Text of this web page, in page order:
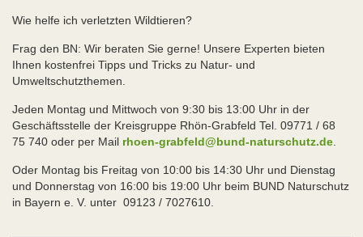
Wie helfe ich verletzten Wildtieren?
Frag den BN: Wir beraten Sie gerne! Unsere Experten bieten
Ihnen kostenfrei Tipps und Tricks zu Natur- und
Umweltschutzthemen.
Jeden Montag und Mittwoch von 9:30 bis 13:00 Uhr in der
Geschäftsstelle der Kreisgruppe Rhön-Grabfeld Tel. 09771 / 68
75 740 oder per Mail rhoen-grabfeld@bund-naturschutz.de
Oder Montag bis Freitag von 10:00 bis 14:30 Uhr und Dienstag
und Donnerstag von 16:00 bis 19:00 Uhr beim BUND Naturschutz
in Bayern e. V. unter 09123 / 7027610.